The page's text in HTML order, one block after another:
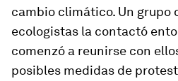
cambio climático. Un grupo
ecologistas la contactó
comenzó a reunirse con
posibles medidas de